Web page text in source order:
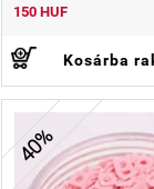
150 HUF
Kosárba
40%